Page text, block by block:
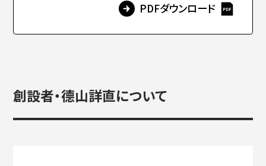
PDFダウンロード
創設者・德山詳直について